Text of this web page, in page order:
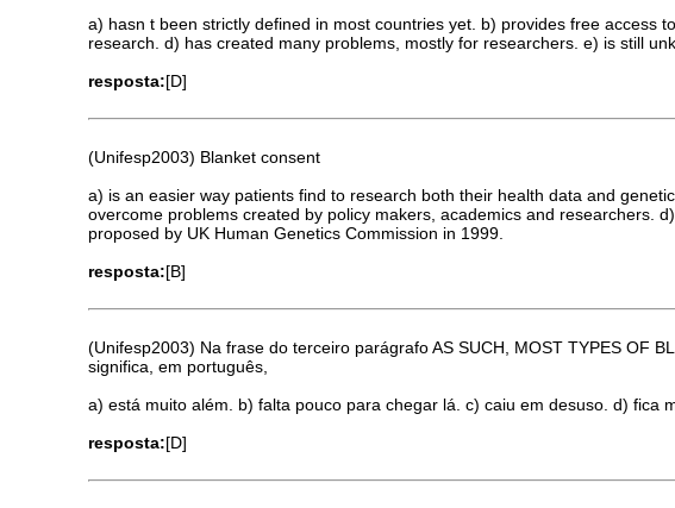
a) hasn t been strictly defined in most countries yet. b) provides free access
research. d) has created many problems, mostly for researchers. e) is still
resposta:[D]
(Unifesp2003) Blanket consent
a) is an easier way patients find to research both their health data and
overcome problems created by policy makers, academics and researchers.
proposed by UK Human Genetics Commission in 1999.
resposta:[B]
(Unifesp2003) Na frase do terceiro parágrafo AS SUCH, MOST TYPES OF
significa, em português,
a) está muito além. b) falta pouco para chegar lá. c) caiu em desuso. d) fica
resposta:[D]